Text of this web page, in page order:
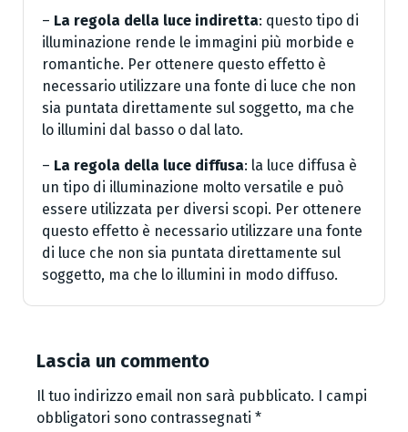
– La regola della luce indiretta: questo tipo di
illuminazione rende le immagini più morbide e
romantiche. Per ottenere questo effetto è
necessario utilizzare una fonte di luce che non
sia puntata direttamente sul soggetto, ma che
lo illumini dal basso o dal lato.
– La regola della luce diffusa: la luce diffusa è
un tipo di illuminazione molto versatile e può
essere utilizzata per diversi scopi. Per ottenere
questo effetto è necessario utilizzare una fonte
di luce che non sia puntata direttamente sul
soggetto, ma che lo illumini in modo diffuso.
Lascia un commento
Il tuo indirizzo email non sarà pubblicato. I campi
obbligatori sono contrassegnati *